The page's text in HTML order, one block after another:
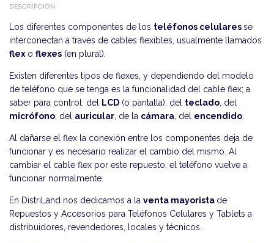
DESCRIPCIÓN
Los diferentes componentes de los teléfonos celularesse
interconectan a través de cables flexibles, usualmente llamados
flex o flexes (en plural).
Existen diferentes tipos de flexes, y dependiendo del modelo
de teléfono que se tenga es la funcionalidad del cable flex; a
saber para control: del LCD (o pantalla), del teclado , del
micrófono , del auricular , de la cámara , del encendido
Al dañarse el flex la conexión entre los componentes deja de
funcionar y es necesario realizar el cambio del mismo. Al
cambiar el cable flex por este repuesto, el teléfono vuelve a
funcionar normalmente.
En DistriLand nos dedicamos a la venta mayorista de
Repuestos y Accesorios para Teléfonos Celulares y Tablets a
distribuidores, revendedores, locales y técnicos.